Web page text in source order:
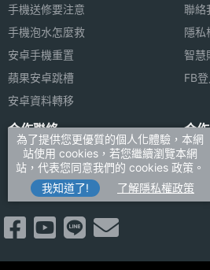
手機送修要注意
手機泡水怎麼救
安卓手機重置
蘋果安卓跳槽
安卓資料轉移
聯絡
隱私
智慧
FB
合作聯絡
廣告刊登
加入商店報價
新聞聯絡
合
法律
媒體
為了提供您更優質的個人化體驗，本網
站使用 cookies，若您繼續瀏覽本網
站，代表您同意我們的 cookies 政策。
我知道了!
了解隱私權政策